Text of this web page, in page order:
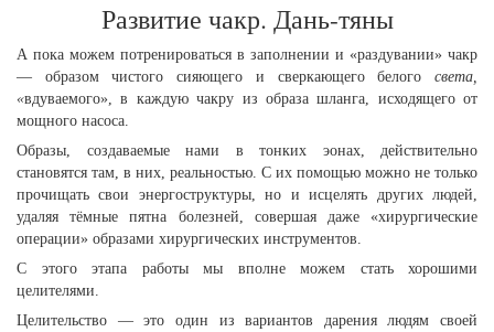
Развитие чакр. Дань-тяны
А пока можем потренироваться в заполнении и «раздувании» чакр
— образом чистого сияющего и сверкающего белого света,
«вдуваемого», в каждую чакру из образа шланга, исходящего от
мощного насоса.
Образы, создаваемые нами в тонких эонах, действительно
становятся там, в них, реальностью. С их помощью можно не только
прочищать свои энергоструктуры, но и исцелять других людей,
удаляя тёмные пятна болезней, совершая даже «хирургические
операции» образами хирургических инструментов.
С этого этапа работы мы вполне можем стать хорошими
целителями.
Целительство — это один из вариантов дарения людям своей